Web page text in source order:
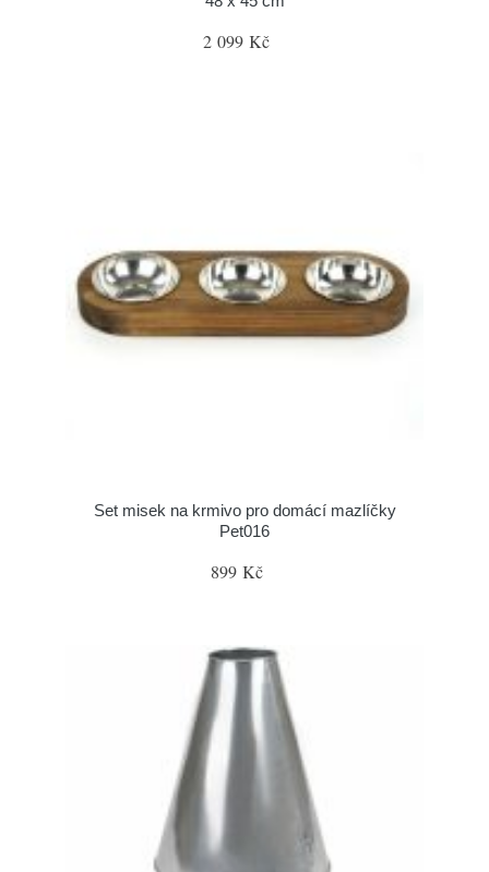
2 099 Kč
Set misek na krmivo pro domácí mazlíčky
Pet016
899 Kč